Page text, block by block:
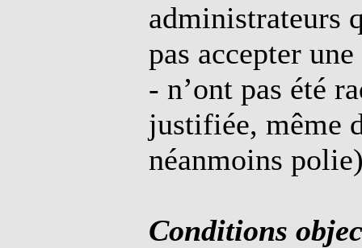
administrateurs
pas accepter
- n’ont pas été
justifiée, même
néanmoins
Conditions